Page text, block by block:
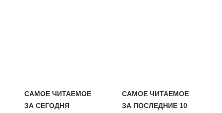
САМОЕ ЧИТАЕМОЕ
ЗА СЕГОДНЯ
САМОЕ ЧИТАЕМОЕ
ЗА ПОСЛЕДНИЕ 10